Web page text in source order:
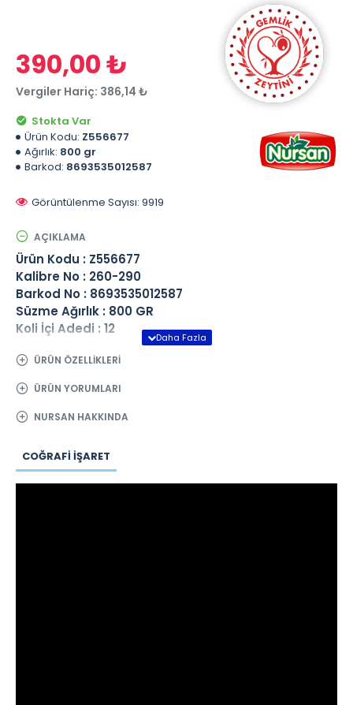
Stokta Var
Ürün Kodu: Z556677
Ağırlık: 800 gr
Barkod: 8693535012587
Görüntülenme Sayısı: 9919
390,00 ₺
Vergiler Hariç: 386,14 ₺
AÇIKLAMA
Ürün Kodu : Z556677
Kalibre No : 260-290
Barkod No : 8693535012587
Süzme Ağırlık : 800 GR
Koli İçi Adedi : 12
ÜRÜN ÖZELLIKLERI
ÜRÜN YORUMLARI
NURSAN HAKKINDA
COĞRAFI İŞARET